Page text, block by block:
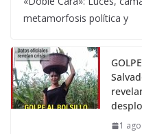
metamorfosis política y
1